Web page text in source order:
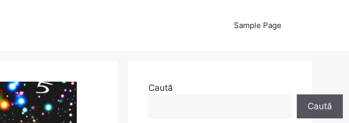
Sample Page
Caută
Caută